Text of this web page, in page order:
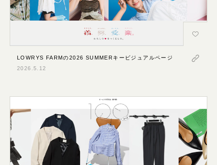
LOWRYS FARMの2026 SUMMERキービジュアルページ
2026.5.12